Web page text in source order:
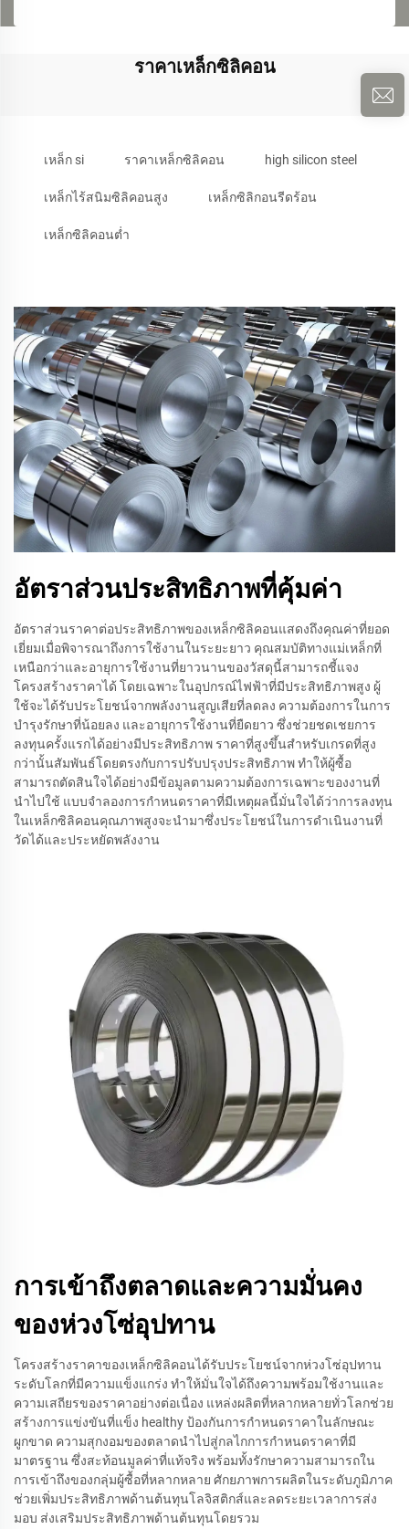
ราคาเหล็กซิลิคอน
เหล็ก si ราคาเหล็กซิลิคอน high silicon steel
เหล็กไร้สนิมซิลิคอนสูง เหล็กซิลิกอนรีดร้อน
เหล็กซิลิคอนต่ำ
อัตราส่วนประสิทธิภาพที่คุ้มค่า
อัตราส่วนราคาต่อประสิทธิภาพของเหล็กซิลิคอนแสดงถึงคุณค่าที่ยอด
เยี่ยมเมื่อพิจารณาถึงการใช้งานในระยะยาว คุณสมบัติทางแม่เหล็กที่
เหนือกว่าและอายุการใช้งานที่ยาวนานของวัสดุนี้สามารถชี้แจง
โครงสร้างราคาได้ โดยเฉพาะในอุปกรณ์ไฟฟ้าที่มีประสิทธิภาพสูง ผู้
ใช้จะได้รับประโยชน์จากพลังงานสูญเสียที่ลดลง ความต้องการในการ
บำรุงรักษาที่น้อยลง และอายุการใช้งานที่ยืดยาว ซึ่งช่วยชดเชยการ
ลงทุนครั้งแรกได้อย่างมีประสิทธิภาพ ราคาที่สูงขึ้นสำหรับเกรดที่สูง
กว่านั้นสัมพันธ์โดยตรงกับการปรับปรุงประสิทธิภาพ ทำให้ผู้ซื้อ
สามารถตัดสินใจได้อย่างมีข้อมูลตามความต้องการเฉพาะของงานที่
นำไปใช้ แบบจำลองการกำหนดราคาที่มีเหตุผลนี้มั่นใจได้ว่าการลงทุน
ในเหล็กซิลิคอนคุณภาพสูงจะนำมาซึ่งประโยชน์ในการดำเนินงานที่
วัดได้และประหยัดพลังงาน
การเข้าถึงตลาดและความมั่นคง
ของห่วงโซ่อุปทาน
โครงสร้างราคาของเหล็กซิลิคอนได้รับประโยชน์จากห่วงโซ่อุปทาน
ระดับโลกที่มีความแข็งแกร่ง ทำให้มั่นใจได้ถึงความพร้อมใช้งานและ
ความเสถียรของราคาอย่างต่อเนื่อง แหล่งผลิตที่หลากหลายทั่วโลกช่วย
สร้างการแข่งขันที่แข็ง healthy ป้องกันการกำหนดราคาในลักษณะ
ผูกขาด ความสุกงอมของตลาดนำไปสู่กลไกการกำหนดราคาที่มี
มาตรฐาน ซึ่งสะท้อนมูลค่าที่แท้จริง พร้อมทั้งรักษาความสามารถใน
การเข้าถึงของกลุ่มผู้ซื้อที่หลากหลาย ศักยภาพการผลิตในระดับภูมิภาค
ช่วยเพิ่มประสิทธิภาพด้านต้นทุนโลจิสติกส์และลดระยะเวลาการส่ง
มอบ ส่งเสริมประสิทธิภาพด้านต้นทุนโดยรวม